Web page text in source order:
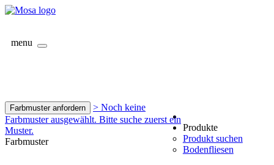
menu
Farbmuster anfordern
> Noch keine
Farbmuster ausgewählt. Bitte suche zuerst ein
Muster.
Farbmuster
Produkte
Produkt suchen
Bodenfliesen